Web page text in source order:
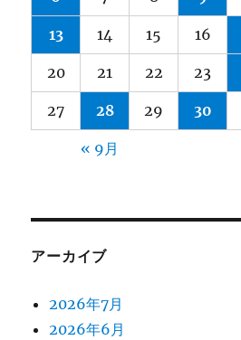
13 14 15 16
20 21 22 23
27 28 29 30
« 9月
アーカイブ
2026年7月
2026年6月